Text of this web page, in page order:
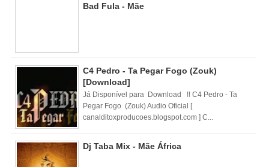
Bad Fula - Mãe
C4 Pedro - Ta Pegar Fogo (Zouk)
[Download]
Já Disponível para Download !! C4 Pedro - Ta
Pegar Fogo (Zouk) Audio Oficial [
canalditoxproducoes.blogspot.com ] C...
Dj Taba Mix - Mãe África